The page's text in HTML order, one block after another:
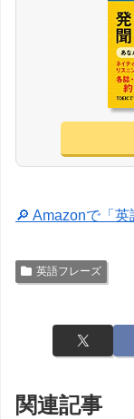
🔎 Amazonで「
英語フレーズ
関連記事